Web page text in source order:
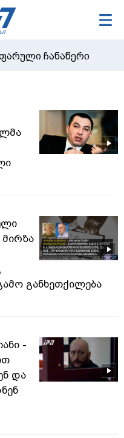
ჩანაწერი
განხეთქილება
-
და